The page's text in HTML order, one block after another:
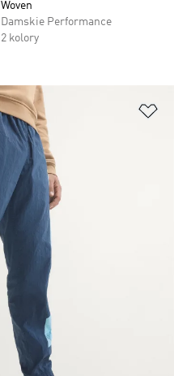
Woven
Damskie Performance
2 kolory